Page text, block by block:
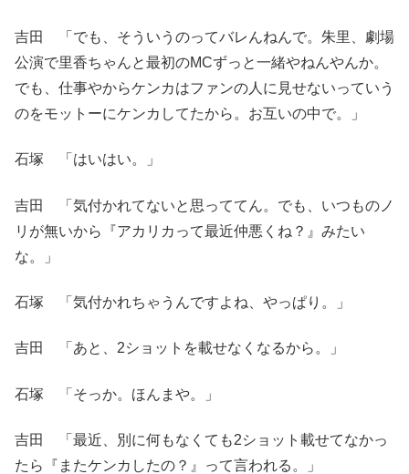
吉田 「でも、そういうのってバレんねんで。朱里、劇場
公演で里香ちゃんと最初のMCずっと一緒やねんやんか。
でも、仕事やからケンカはファンの人に見せないっていう
のをモットーにケンカしてたから。お互いの中で。」
石塚 「はいはい。」
吉田 「気付かれてないと思っててん。でも、いつものノ
リが無いから『アカリカって最近仲悪くね？』みたい
な。」
石塚 「気付かれちゃうんですよね、やっぱり。」
吉田 「あと、2ショットを載せなくなるから。」
石塚 「そっか。ほんまや。」
吉田 「最近、別に何もなくても2ショット載せてなかっ
たら『またケンカしたの？』って言われる。」